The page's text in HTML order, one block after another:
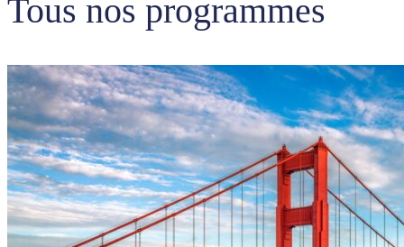
Tous nos programmes